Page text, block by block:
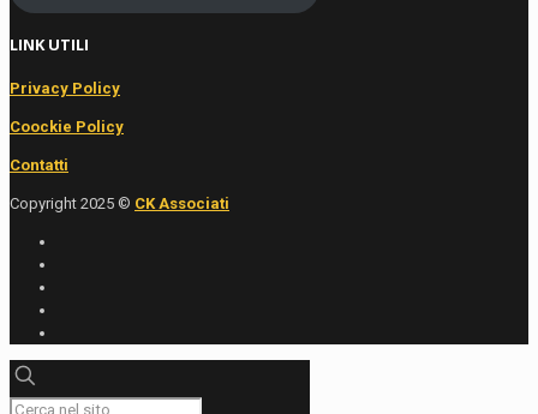
LINK UTILI
Privacy Policy
Coockie Policy
Contatti
Copyright 2025 © CK Associati